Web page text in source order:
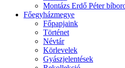
Montázs Erdő Péter
Főegyházmegye
Főpapjaink
Történet
Névtár
Körlevelek
Gyászjelentések